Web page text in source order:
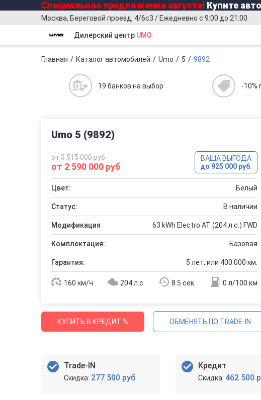
Специальное предложение августа! Купите
Москва, Береговой проезд, 4/6с3 / Ежедневно с 9:00 до 21:00
Дилерский центр UMO
Главная Каталог автомобилей Umo 5 9892
19 банков на выбор -10%
Umo 5 (9892)
от 3 515 000 руб
от 2 590 000 руб
ВАША ВЫГОДА
до 925 000 руб.
Цвет: Белый
Статус: В наличии
Модификация 63 kWh Electro AT (204 л.с.) FWD
Комплектация: Базовая
Гарантия: 5 лет, или 400 000 км.
160 км/ч 204 л.с. 8.5 сек. 0 л/100 км
КУПИТЬ В КРЕДИТ % ОБМЕНЯТЬ ПО TRADE-IN
Trade-IN
277 500 руб
Кредит
462 500